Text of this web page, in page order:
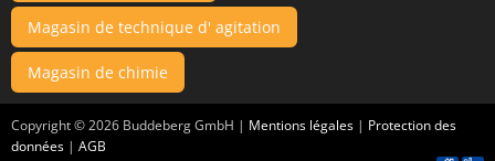
Magasin de technique d' agitation
Magasin de chimie
Copyright ©2026 Buddeberg GmbH | Mentions légales | Protection des
données | AGB